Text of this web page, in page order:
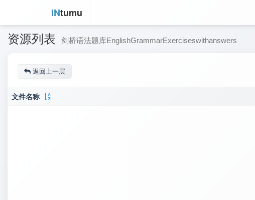
INtumu
资源列表 剑桥语法题库EnglishGrammarExerciseswithanswers
返回上一层
文件名称